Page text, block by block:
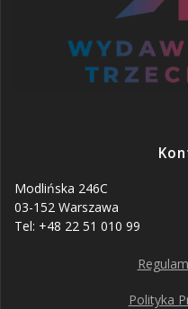
Modlińska 246C
03-152 Warszawa
Tel: +48 22 51 010 99
Polityka